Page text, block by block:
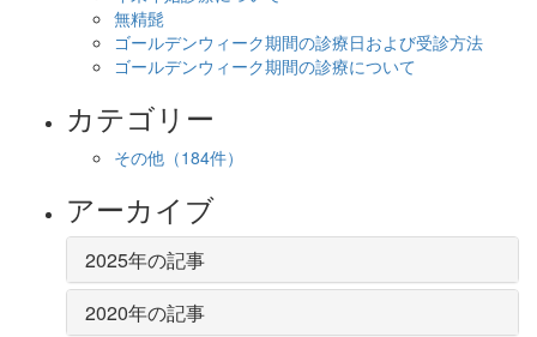
無精髭
ゴールデンウィーク期間の診療日および受診方法
ゴールデンウィーク期間の診療について
カテゴリー
その他 （184件）
アーカイブ
2025年の記事
2020年の記事